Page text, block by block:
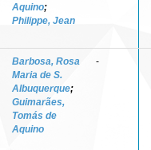
Aquino;
Philippe, Jean
Barbosa, Rosa
Maria de S.
Albuquerque;
Guimarães,
Tomás de
Aquino
-